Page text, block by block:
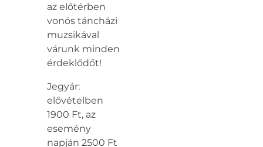
az előtérben
vonós táncházi
muzsikával
várunk minden
érdeklődőt!
Jegyár:
elővételben
1900 Ft, az
esemény
napján 2500 Ft